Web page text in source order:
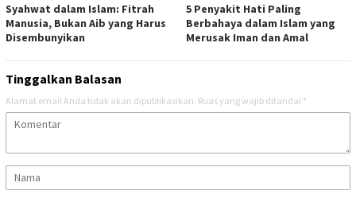
Syahwat dalam Islam: Fitrah
Manusia, Bukan Aib yang Harus
Disembunyikan
5 Penyakit Hati Paling
Berbahaya dalam Islam yang
Merusak Iman dan Amal
Tinggalkan Balasan
Alamat email Anda tidak akan dipublikasikan. Ruas yang wajib ditandai *